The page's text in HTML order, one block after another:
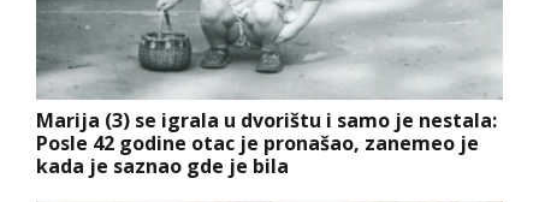
Marija (3) se igrala u dvorištu i samo je nestala:
Posle 42 godine otac je pronašao, zanemeo je
kada je saznao gde je bila